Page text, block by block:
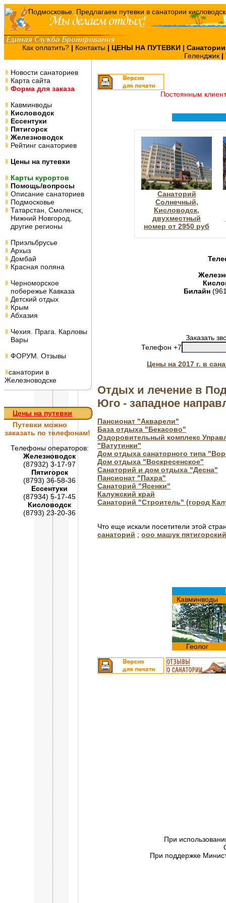
Как оплатить? | Контакты | ЦЕНЫ НА ПУТЕВКИ |
Геленджик |
Новости санаториев
Карта сайта
Форма для заказа
Кавминводы
Кисловодск
Ессентуки
Пятигорск
Железноводск
Рейтинг санаториев
Цены на путевки
Карты курортов
Помощь/вопросы
Описание санаториев
Подмосковье
Татарстан, Смоленск,
Нижний Новгород,
другие регионы
Приэльбрусье
Архыз
Домбай
Красная поляна
Черноморское
побережье Кавказа
Детский отдых
Крым
Абхазия
Чехия. Прага. Карловы
Вары
ФОРУМ. Отзывы
санатории в
Железноводске
Цены на путевки
Путевки можно
заказать по телефонам!
Телефоны операторов:
Железноводск
(87932) 3-17-97
Пятигорск
(8793) 36-58-36
Ессентуки
(87934) 5-17-45
Кисловодск
(8793) 23-20-36
Постоянным
Санаторий
Солнечный,
Кисловодск,
двухместный
номер от 2950 руб
Билайн
Заказать
Телефон +7
Цены на 2017 г. в
Отдых и лечение в
Юго - западное
Пансионат "Акварели"
База отдыха "Бекасово"
Оздоровительный комплекс
"Ватутинки"
Дом отдыха санаторного типа
Дом отдыха "Воскресенское"
Санаторий и дом отдыха "Десна"
Пансионат "Пахра"
Санаторий "Ясенки"
Калужский край
Санаторий "Строитель" (город
Что еще искали посетители этой
санаторий ; ооо машук
Кавминводы
Геолог
При
При поддержке